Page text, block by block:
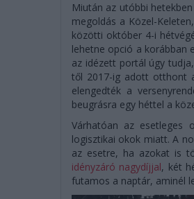
Miután az utóbbi
megoldás a Közel-
közötti október 4-i
lehetne opció a korábban
az idézett portál úgy
től 2017-ig adott otthont
elengedték a
beugrásra egy héttel a
Várhatóan az esetleges
logisztikai okok miatt. A
az esetre, ha azokat is
idényzáró nagydíjjal, két
futamos a naptár, aminél